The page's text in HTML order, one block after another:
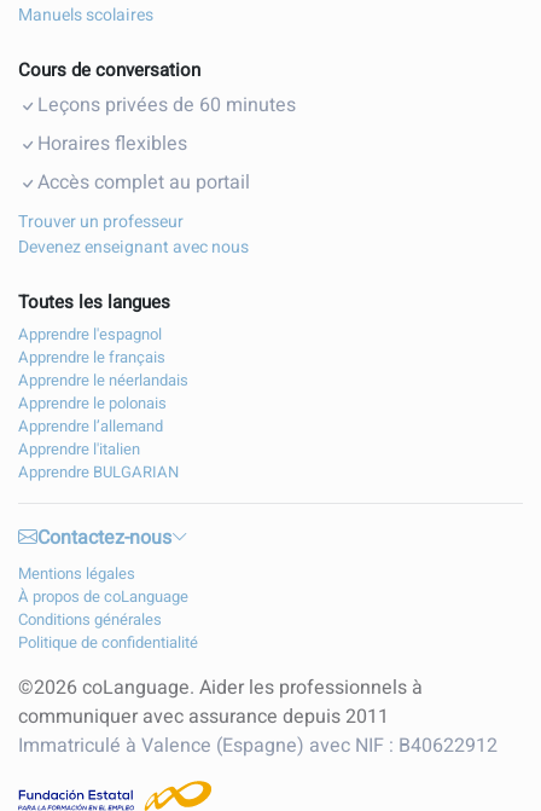
Manuels scolaires
Cours de conversation
Leçons privées de 60 minutes
Horaires flexibles
Accès complet au portail
Trouver un professeur
Devenez enseignant avec nous
Toutes les langues
Apprendre l'espagnol
Apprendre le français
Apprendre le néerlandais
Apprendre le polonais
Apprendre l’allemand
Apprendre l'italien
Apprendre BULGARIAN
Contactez-nous
Mentions légales
À propos de coLanguage
Conditions générales
Politique de confidentialité
©2026 coLanguage. Aider les professionnels à
communiquer avec assurance depuis 2011
Immatriculé à Valence (Espagne) avec NIF : B40622912